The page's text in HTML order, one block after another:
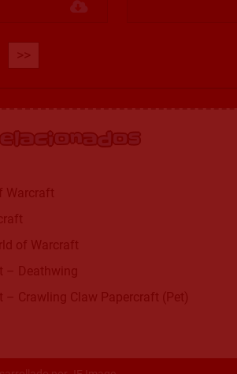
>>
Warcraft
of Warcraft
– Deathwing
– Crawling Claw Papercraft (Pet)